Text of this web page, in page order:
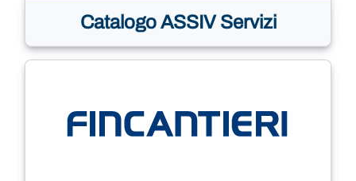
Catalogo ASSIV Servizi